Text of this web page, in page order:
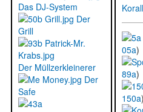
Das DJ-System
Der
Grill
Der Müllzerkleinerer
Der
Safe
05a)
89a)
150a)